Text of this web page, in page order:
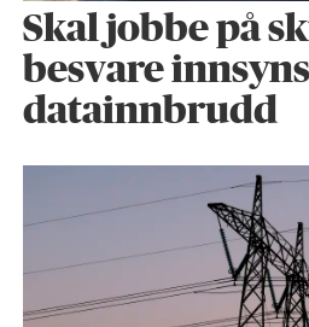
Skal jobbe på
besvare
datainnbrudd